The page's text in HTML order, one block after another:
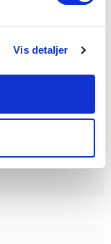
Vis detaljer
til 2.
sæsonen.